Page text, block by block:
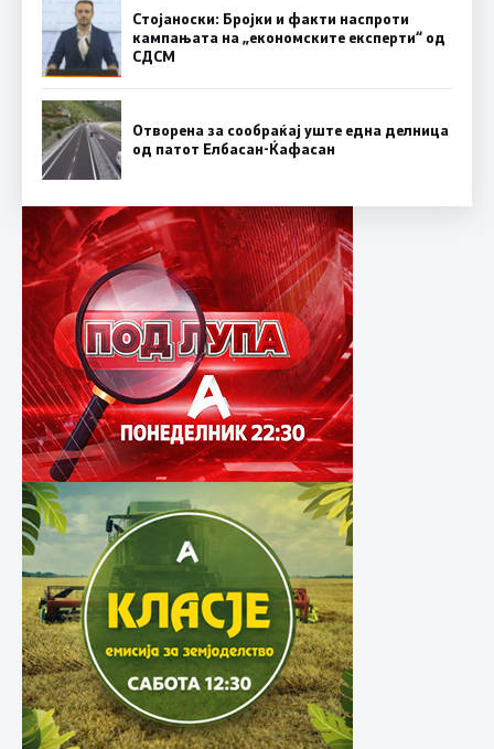
Стојаноски: Бројки и факти наспроти
кампањата на „економските експерти“ од
СДСM
Отворена за сообраќај уште една делница
од патот Елбасан-Ќафасан